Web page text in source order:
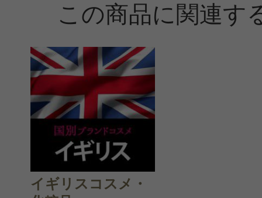
このコスメのレビューを書いて
クチコミを投稿する
この商品に関連す
イギリスコスメ・